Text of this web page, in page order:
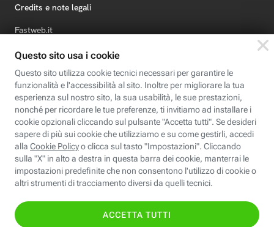
Credits e note legali
Fastweb.it
Formazione
Fastweb Digital Academy
STEP FuturAbility District
Insieme, siamo futuro